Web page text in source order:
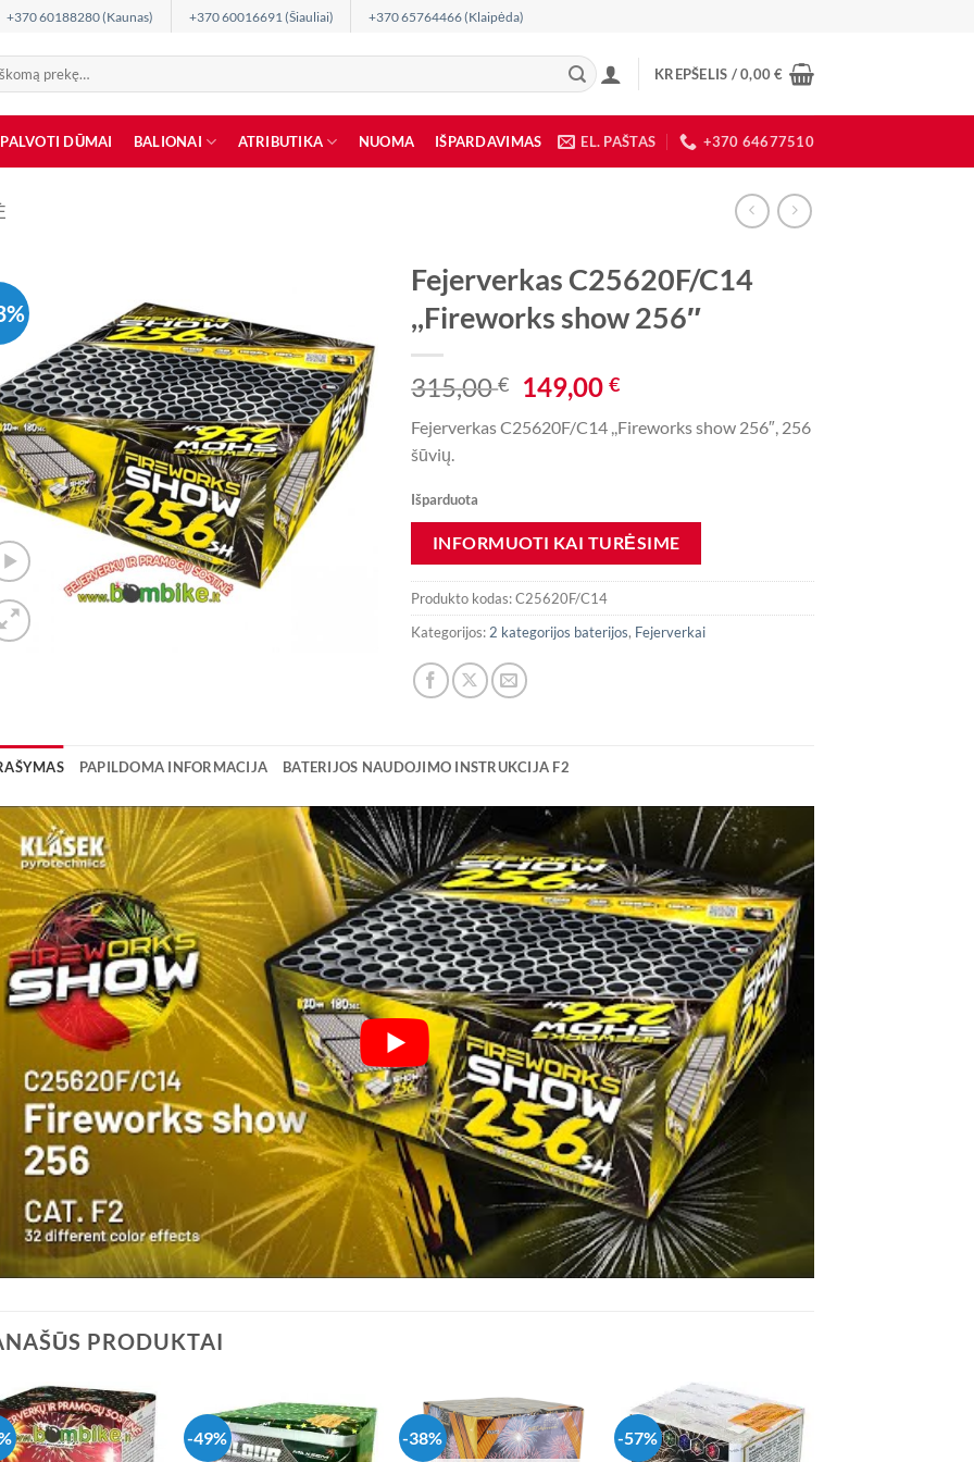
+370 60188280 (Kaunas) +370 60016691 (Šiauliai) +370 65764466 (Klaipėda)
KREPŠELIS /0,00€
DŪMAI BALIONAI ATRIBUTIKA NUOMA IŠPARDAVIMAS EL. PAŠTAS +370 64677510
Fejerverkas C25620F/C14
,,Fireworks show 256″
315,00€
Original
price
was:
149,00€Current
is:
Fejerverkas C25620F/C14 ,,Fireworks show 256″, 256
šūvių.
Išparduota
Produkto kodas:C25620F/C14
Kategorijos: 2 kategorijos baterijos, Fejerverkai
PAPILDOMA INFORMACIJA BATERIJOS NAUDOJIMO INSTRUKCIJA F2
PRODUKTAI
-49% -38% -57%